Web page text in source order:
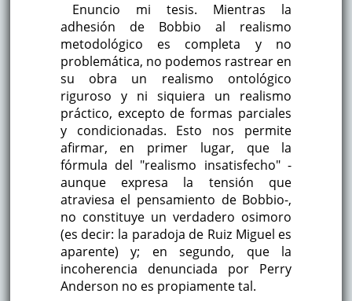
Enuncio mi tesis. Mientras la
adhesión de Bobbio al realismo
metodológico es completa y no
problemática, no podemos rastrear en
su obra un realismo ontológico
riguroso y ni siquiera un realismo
práctico, excepto de formas parciales
y condicionadas. Esto nos permite
afirmar, en primer lugar, que la
fórmula del "realismo insatisfecho" -
aunque expresa la tensión que
atraviesa el pensamiento de Bobbio-,
no constituye un verdadero osimoro
(es decir: la paradoja de Ruiz Miguel es
aparente) y; en segundo, que la
incoherencia denunciada por Perry
Anderson no es propiamente tal.